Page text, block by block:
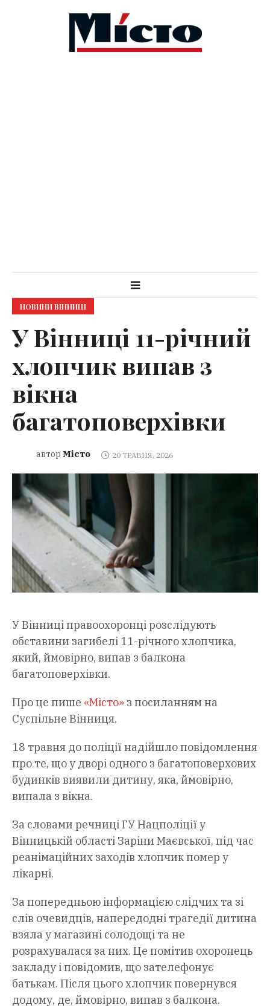
НОВИНИ ВІННИЦІ
У Вінниці 11-річний
хлопчик випав з
вікна
багатоповерхівки
автор Місто 20 ТРАВНЯ, 2026
У Вінниці правоохоронці розслідують
обставини загибелі 11-річного хлопчика,
який, ймовірно, випав з балкона
багатоповерхівки.
Про це пише «Місто» з посиланням на
Суспільне Вінниця.
18 травня до поліції надійшло повідомлення
про те, що у дворі одного з багатоповерхових
будинків виявили дитину, яка, ймовірно,
випала з вікна.
За словами речниці ГУ Нацполіції у
Вінницькій області Заріни Маєвської, під час
реанімаційних заходів хлопчик помер у
лікарні.
За попередньою інформацією слідчих та зі
слів очевидців, напередодні трагедії дитина
взяла у магазині солодощі та не
розрахувалася за них. Це помітив охоронець
закладу і повідомив, що зателефонує
батькам. Після цього хлопчик повернувся
додому, де, ймовірно, випав з балкона.